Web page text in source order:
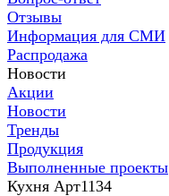
Отзывы
Информация для СМИ
Распродажа
Новости
Акции
Новости
Тренды
Продукция
Выполненные проекты
Кухня Арт1134